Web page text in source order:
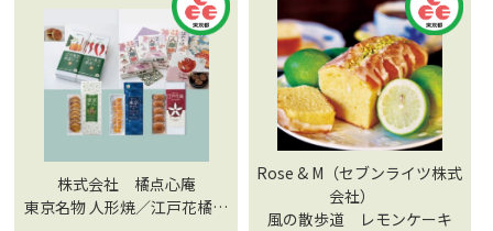
株式会社 橘点心庵
東京名物 人形焼／江戸花橘ど
Rose & M（セブンライツ株式
会社）
風の散歩道 レモンケーキ